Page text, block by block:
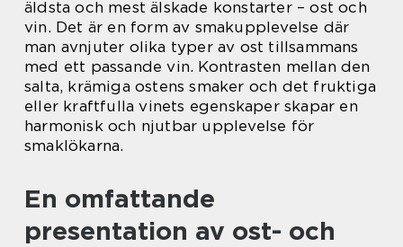
äldsta och mest älskade konstarter – ost och
vin. Det är en form av smakupplevelse där
man avnjuter olika typer av ost tillsammans
med ett passande vin. Kontrasten mellan den
salta, krämiga ostens smaker och det fruktiga
eller kraftfulla vinets egenskaper skapar en
harmonisk och njutbar upplevelse för
smaklökarna.
En omfattande
presentation av ost- och